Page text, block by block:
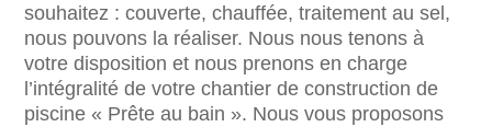
souhaitez : couverte, chauffée, traitement au sel,
nous pouvons la réaliser. Nous nous tenons à
votre disposition et nous prenons en charge
l’intégralité de votre chantier de construction de
piscine « Prête au bain ». Nous vous proposons